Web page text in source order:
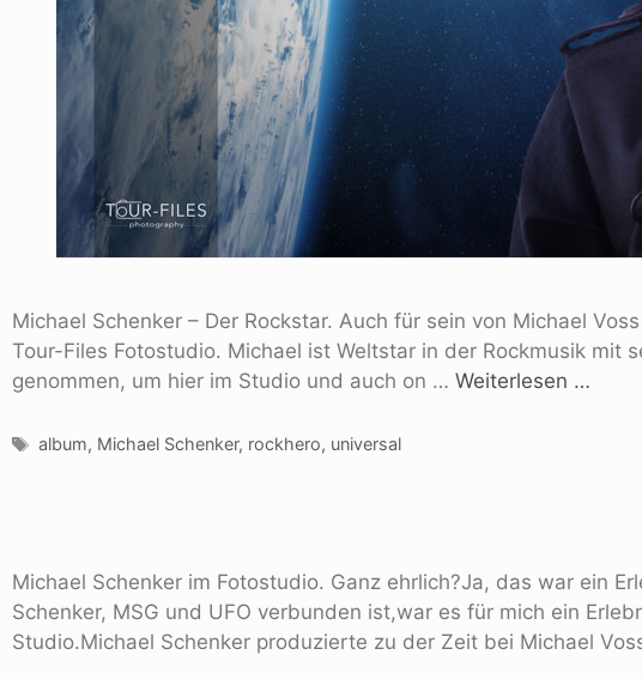
Michael Schenker – Der Rockstar. Auch für sein von Michael
Tour-Files Fotostudio. Michael ist Weltstar in der Rockmusik mit
genommen, um hier im Studio und auch on … Weiterlesen …
album, Michael Schenker, rockhero, universal
Michael Schenker im Fotostudio. Ganz ehrlich?Ja, das war ein
Schenker, MSG und UFO verbunden ist,war es für mich ein
Studio.Michael Schenker produzierte zu der Zeit bei Michael